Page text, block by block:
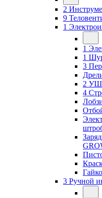
2
9
1
1
1
3
2
4
3 Ручной